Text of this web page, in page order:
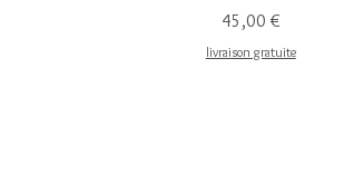
Precio
45,00 €
livraison gratuite